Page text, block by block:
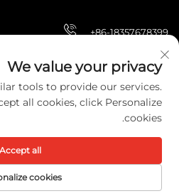
+86-18357678399
[email protected]
حق تقدم © 2026 شرکت الکتریک زهجیانگ پونی. تمامی حقوق محفوظ است.
سیاست حفظ
We value your privacy
tools to provide our services.
all cookies, click Personalize
cookies.
cookies
Accept all